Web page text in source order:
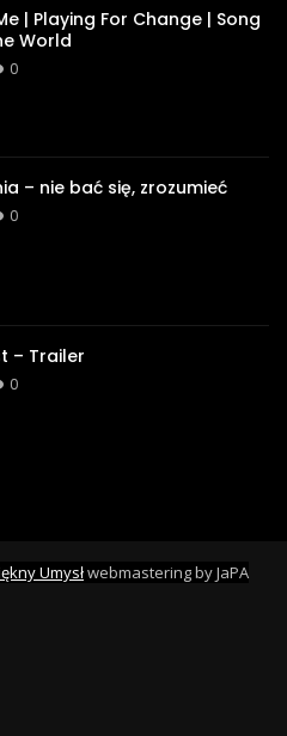
| Playing For Change | Song
World
0
– nie bać się, zrozumieć
0
– Trailer
0
Umysłwebmastering by JaPA